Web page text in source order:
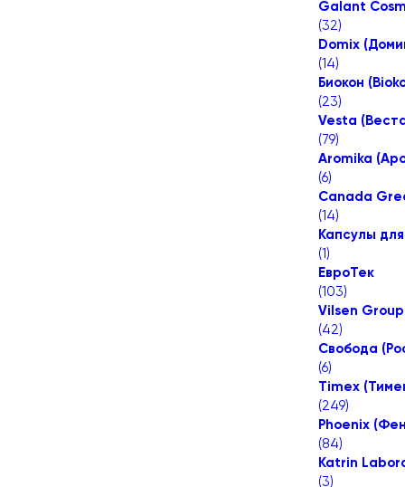
Galant
(32)
Domix
(14)
Биокон
(23)
Vesta
(79)
Aromika
(6)
Canada
(14)
Капсулы
(1)
ЕвроТек
(103)
Vilsen
(42)
Свобода
(6)
Timex
(249)
Phoenix
(84)
Katrin
(3)